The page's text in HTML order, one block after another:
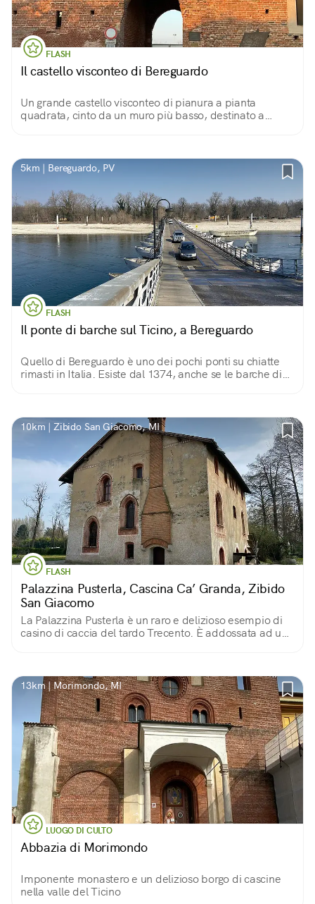
FLASH
Il castello visconteo di Bereguardo
Un grande castello visconteo di pianura a pianta
quadrata, cinto da un muro più basso, destinato a
5km | Bereguardo, PV
FLASH
Il ponte di barche sul Ticino, a Bereguardo
Quello di Bereguardo è uno dei pochi ponti su chiatte
rimasti in Italia. Esiste dal 1374, anche se le barche di
10km | Zibido San Giacomo, MI
FLASH
Palazzina Pusterla, Cascina Ca’ Granda, Zibido
San Giacomo
La Palazzina Pusterla è un raro e delizioso esempio di
casino di caccia del tardo Trecento. È addossata ad una
13km | Morimondo, MI
LUOGO DI CULTO
Abbazia di Morimondo
Imponente monastero e un delizioso borgo di cascine
nella valle del Ticino